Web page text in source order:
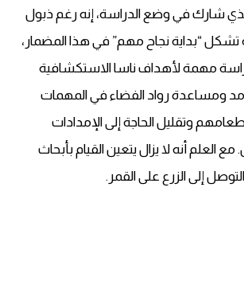
شارك في وضع الدراسة، إنه رغم ذبول
تشكل “بداية نجاح مهم” في هذا المضمار،
مهمة لأهداف ناسا الاستكشافية
ومساعدة رواد الفضاء في المهمات
وتقليل الحاجة إلى الإمدادات
العلم أنه لا يزال يتعين القيام بأبحاث
إلى الزرع على القمر.